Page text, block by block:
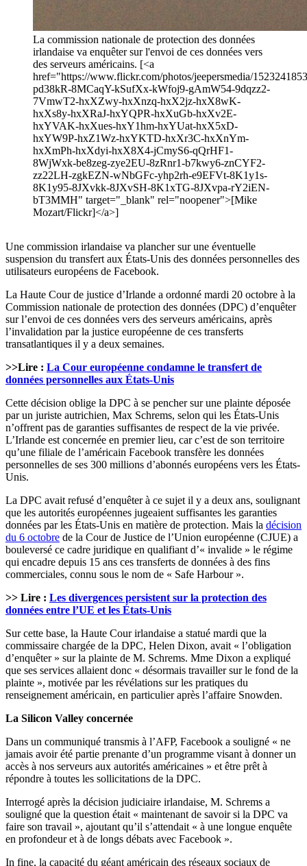
La commission nationale de protection des données
irlandaise va enquêter sur l'envoi de ces données vers
des serveurs américains. [<a
href="https://www.flickr.com/photos/jeepersmedia/
pd38kR-8MCaqY-kSufXx-kWfoj9-gAmW54-9dqzz2-
7VmwT2-hxXZwy-hxXnzq-hxX2jz-hxX8wK-
hxXs8y-hxXRaJ-hxYQPR-hxXuGb-hxXv2E-
hxYVAK-hxXues-hxY1hm-hxYUat-hxX5xD-
hxYW9P-hxZ1Wz-hxYKTD-hxXr3C-hxXnYm-
hxXmPh-hxXdyi-hxX8X4-jCmyS6-qQrHF1-
8WjWxk-be8zeg-zye2EU-8zRnr1-b7kwy6-znCYF2-
zz22LH-zgkEZN-wNbGFc-yhp2rh-e9EFVt-8K1y1s-
8K1y95-8JXvkk-8JXvSH-8K1xTG-8JXvpa-rY2iEN-
bT3MMH" target="_blank" rel="noopener">[Mike
Mozart/Flickr]</a>]
Une commission irlandaise va plancher sur une éventuelle
suspension du transfert aux États-Unis des données personnelles des
utilisateurs européens de Facebook.
La Haute Cour de justice d’Irlande a ordonné mardi 20 octobre à la
Commission nationale de protection des données (DPC) d’enquêter
sur l’envoi de ces données vers des serveurs américains, après
l’invalidation par la justice européenne de ces transferts
transatlantiques il y a deux semaines.
>>Lire : La Cour européenne condamne le transfert de
données personnelles aux États-Unis
Cette décision oblige la DPC à se pencher sur une plainte déposée
par un juriste autrichien, Max Schrems, selon qui les États-Unis
n’offrent pas de garanties suffisantes de respect de la vie privée.
L’Irlande est concernée en premier lieu, car c’est de son territoire
qu’une filiale de l’américain Facebook transfère les données
personnelles de ses 300 millions d’abonnés européens vers les États-
Unis.
La DPC avait refusé d’enquêter à ce sujet il y a deux ans, soulignant
que les autorités européennes jugeaient suffisantes les garanties
données par les États-Unis en matière de protection. Mais la décision
du 6 octobre de la Cour de Justice de l’Union européenne (CJUE) a
bouleversé ce cadre juridique en qualifiant d’« invalide » le régime
qui encadre depuis 15 ans ces transferts de données à des fins
commerciales, connu sous le nom de « Safe Harbour ».
>> Lire : Les divergences persistent sur la protection des
données entre l’UE et les États-Unis
Sur cette base, la Haute Cour irlandaise a statué mardi que la
commissaire chargée de la DPC, Helen Dixon, avait « l’obligation
d’enquêter » sur la plainte de M. Schrems. Mme Dixon a expliqué
que ses services allaient donc « désormais travailler sur le fond de la
plainte », motivée par les révélations sur les pratiques du
renseignement américain, en particulier après l’affaire Snowden.
La Silicon Valley concernée
Dans un communiqué transmis à l’AFP, Facebook a souligné « ne
jamais avoir été partie prenante d’un programme visant à donner un
accès à nos serveurs aux autorités américaines » et être prêt à
répondre à toutes les sollicitations de la DPC.
Interrogé après la décision judiciaire irlandaise, M. Schrems a
souligné que la question était « maintenant de savoir si la DPC va
faire son travail », ajoutant qu’il s’attendait « à une longue enquête
en profondeur et à de longs débats avec Facebook ».
In fine, la capacité du géant américain des réseaux sociaux de